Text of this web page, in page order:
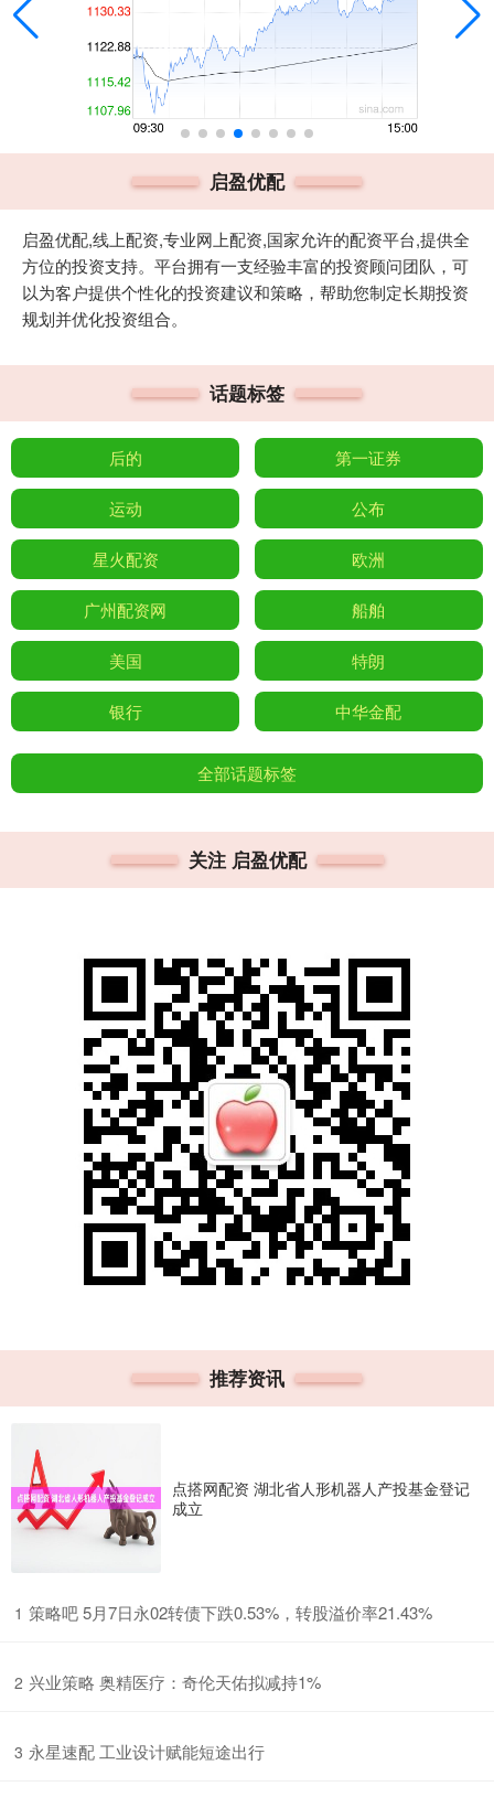
启盈优配
启盈优配,线上配资,专业网上配资,国家允许的配资平台,提供全
方位的投资支持。平台拥有一支经验丰富的投资顾问团队，可
以为客户提供个性化的投资建议和策略，帮助您制定长期投资
规划并优化投资组合。
话题标签
后的 第一证券
运动 公布
星火配资 欧洲
广州配资网 船舶
美国 特朗
银行 中华金配
全部话题标签
关注 启盈优配
推荐资讯
点搭网配资 湖北省人形机器人产投基金登记
成立
1 ​策略吧 5月7日永02转债下跌0.53%，转股溢价率21.43%
2 ​兴业策略 奥精医疗：奇伦天佑拟减持1%
3 ​永星速配 工业设计赋能短途出行